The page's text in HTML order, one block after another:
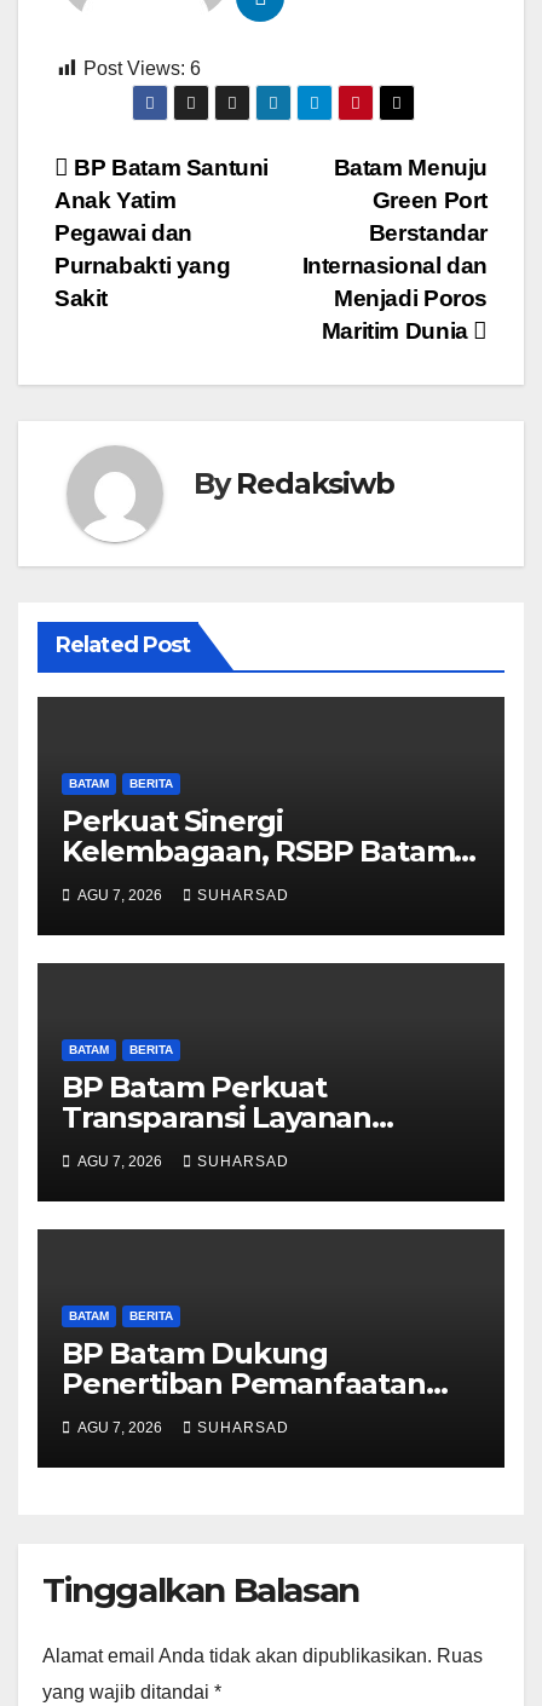
Post Views: 6
Navigasi
pos
Batam Menuju
Green Port
Berstandar
Internasional dan
Menjadi Poros
Maritim Dunia
BP Batam Santuni
Anak Yatim
Pegawai dan
Purnabakti yang
Sakit
ByRedaksiwb
Related Post
BATAM BERITA
Perkuat Sinergi
Kelembagaan, RSBP Batam
dan BPOM Pastikan
Pelayanan dan Ketersediaan
Obat Aman
AGU 7, 2026 SUHARSAD
BATAM BERITA
BP Batam Perkuat
Transparansi Layanan
Pertanahan, Alokasi Tanah
Reguler Segera Hadir Melalui
LMS
AGU 7, 2026 SUHARSAD
BATAM BERITA
BP Batam Dukung
Penertiban Pemanfaatan
Ruang Laut Sesuai
Ketentuan Peraturan
Perundang-undangan
AGU 7, 2026 SUHARSAD
Tinggalkan Balasan
Alamat email Anda tidak akan dipublikasikan. Ruas
yang wajib ditandai *